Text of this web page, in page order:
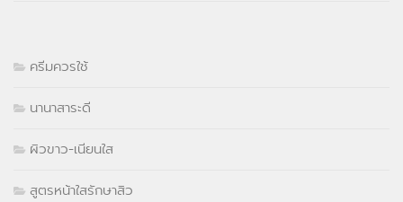
ครีมควรใช้
นานาสาระดี
ผิวขาว-เนียนใส
สูตรหน้าใสรักษาสิว